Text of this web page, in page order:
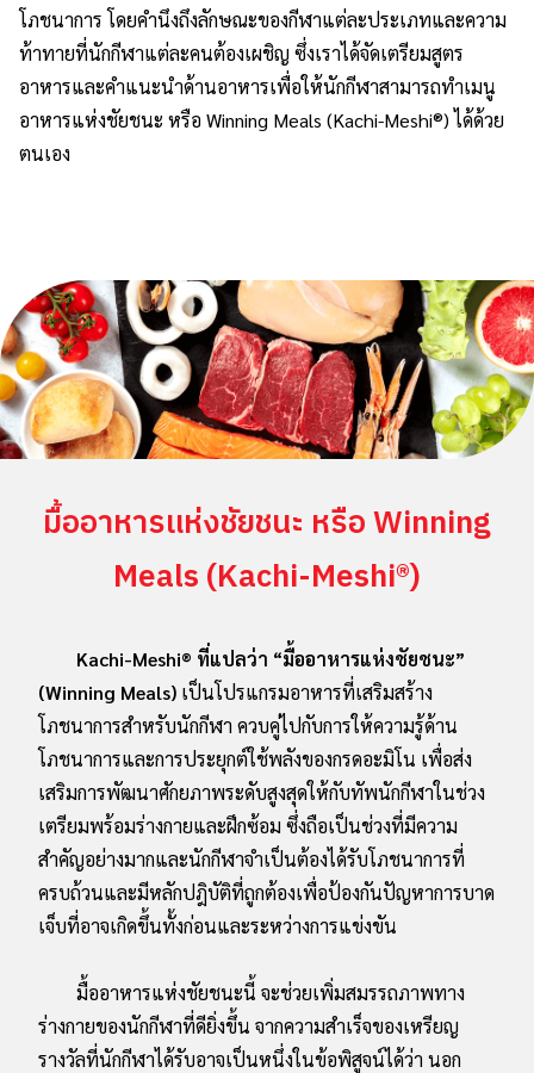
โภชนาการ โดยคำนึงถึงลักษณะของกีฬาแต่ละประเภทและความ
ท้าทายที่นักกีฬาแต่ละคนต้องเผชิญ ซึ่งเราได้จัดเตรียมสูตร
อาหารและคำแนะนำด้านอาหารเพื่อให้นักกีฬาสามารถทำเมนู
อาหารแห่งชัยชนะ หรือ Winning Meals (Kachi-Meshi®) ได้ด้วย
ตนเอง
มื้ออาหารแห่งชัยชนะ หรือ Winning
Meals (Kachi-Meshi®)
Kachi-Meshi® ที่แปลว่า “มื้ออาหารแห่งชัยชนะ”
(Winning Meals) เป็นโปรแกรมอาหารที่เสริมสร้าง
โภชนาการสำหรับนักกีฬา ควบคู่ไปกับการให้ความรู้ด้าน
โภชนาการและการประยุกต์ใช้พลังของกรดอะมิโน เพื่อส่ง
เสริมการพัฒนาศักยภาพระดับสูงสุดให้กับทัพนักกีฬาในช่วง
เตรียมพร้อมร่างกายและฝึกซ้อม ซึ่งถือเป็นช่วงที่มีความ
สำคัญอย่างมากและนักกีฬาจำเป็นต้องได้รับโภชนาการที่
ครบถ้วนและมีหลักปฎิบัติที่ถูกต้องเพื่อป้องกันปัญหาการบาด
เจ็บที่อาจเกิดขึ้นทั้งก่อนและระหว่างการแข่งขัน
มื้ออาหารแห่งชัยชนะนี้ จะช่วยเพิ่มสมรรถภาพทาง
ร่างกายของนักกีฬาที่ดียิ่งขึ้น จากความสำเร็จของเหรียญ
รางวัลที่นักกีฬาได้รับอาจเป็นหนึ่งในข้อพิสูจน์ได้ว่า นอก